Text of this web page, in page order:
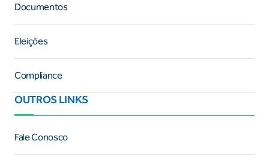
Documentos
Eleições
Compliance
OUTROS LINKS
Fale Conosco